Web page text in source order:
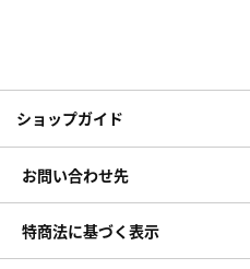
ショップガイド
お問い合わせ先
特商法に基づく表示